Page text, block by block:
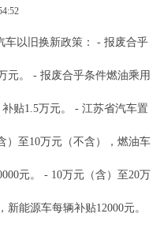
以旧换新政策： - 报废合乎
元。 - 报废合乎条件燃油乘用
贴1.5万元。 - 江苏省汽车置
）至10万元（不含），燃油车
元。 - 10万元（含）至20万
能源车每辆补贴12000元。